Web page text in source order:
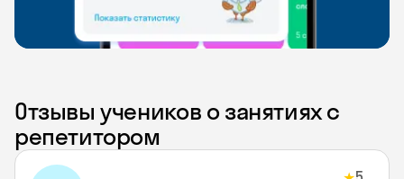
Отзывы учеников о занятиях с
репетитором